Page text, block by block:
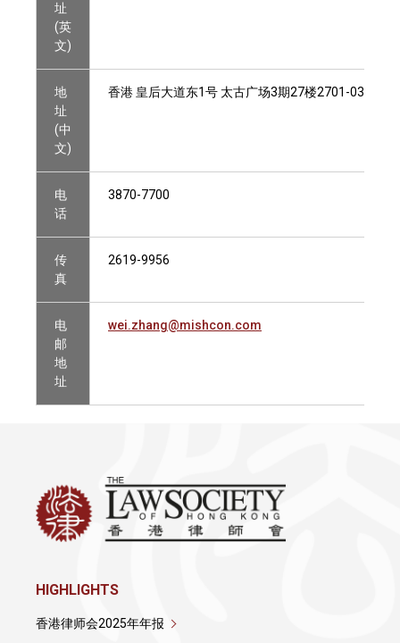
址
(英
文)
地
址
(中
文)
香港 皇后大道东1号 太古广场3期27楼2701-03室
电
话
3870-7700
传
真
2619-9956
电
邮
地
址
wei.zhang@mishcon.com
HIGHLIGHTS
香港律师会2025年年报